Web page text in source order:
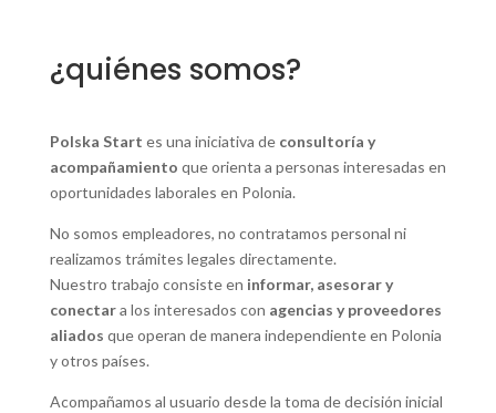
¿quiénes somos?
Polska Start es una iniciativa de consultoría y
acompañamiento que orienta a personas interesadas en
oportunidades laborales en Polonia.
No somos empleadores, no contratamos personal ni
realizamos trámites legales directamente.
Nuestro trabajo consiste en informar, asesorar y
conectara los interesados con agencias y proveedores
aliados que operan de manera independiente en Polonia
y otros países.
Acompañamos al usuario desde la toma de decisión inicial